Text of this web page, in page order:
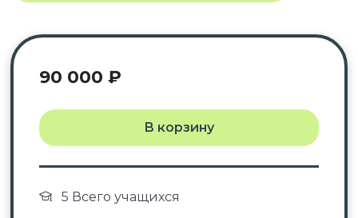
диплому;
удостоверение о повышении
курс тематического удостоверения →
удостоверение о повышении
квалификации;
баллы НМО →удостоверение о
повышении квалификации с зачислением
90 000 ₽
В корзину
5 Всего учащихся